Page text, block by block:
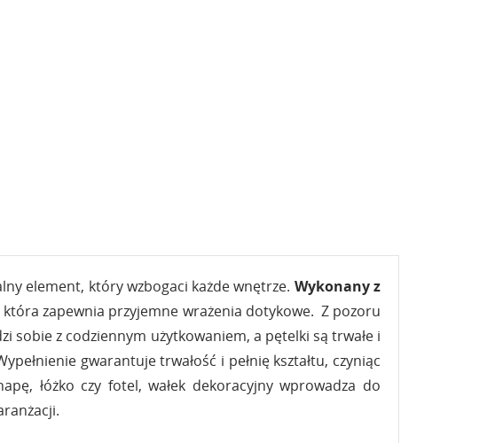
element, który wzbogaci każde wnętrze. Wykonany z
zapewnia przyjemne wrażenia dotykowe. Z pozoru
sobie z codziennym użytkowaniem, a pętelki są trwałe i
gwarantuje trwałość i pełnię kształtu, czyniąc
łóżko czy fotel, wałek dekoracyjny wprowadza do